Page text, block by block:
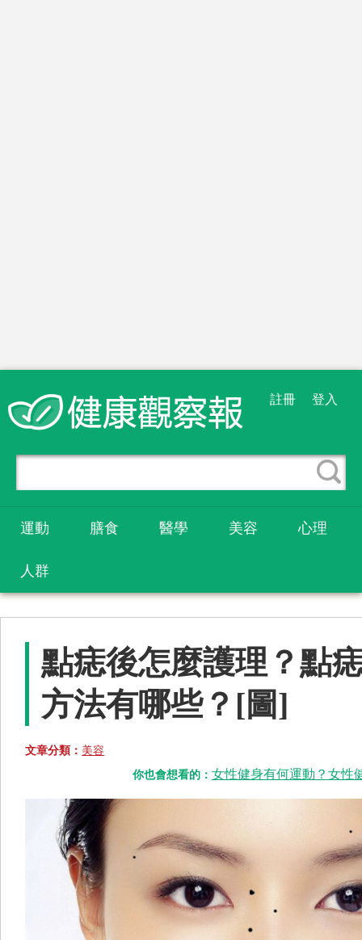
註冊 登入
運動 膳食 醫學 美容 心理
人群
點痣後怎麼護理？點
方法有哪些？[圖]
文章分類： 美容
你也會想看的： 女性健身有何運動？女性